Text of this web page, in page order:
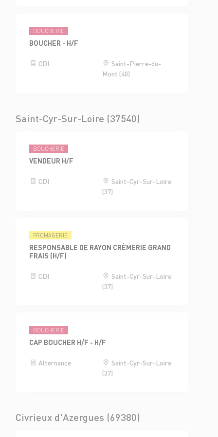
BOUCHERIE
BOUCHER - H/F
CDI
Saint-Pierre-du-
Mont (40)
Saint-Cyr-Sur-Loire (37540)
BOUCHERIE
VENDEUR H/F
CDI
Saint-Cyr-Sur-Loire
(37)
FROMAGERIE
RESPONSABLE DE RAYON CRÈMERIE GRAND
FRAIS (H/F)
CDI
Saint-Cyr-Sur-Loire
(37)
BOUCHERIE
CAP BOUCHER H/F - H/F
Alternance
Saint-Cyr-Sur-Loire
(37)
Civrieux d'Azergues (69380)